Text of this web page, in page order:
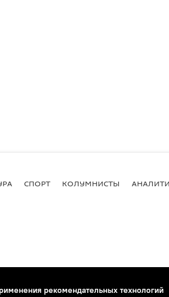
СПОРТ КОЛУМНИСТЫ
рекомендательных технологий